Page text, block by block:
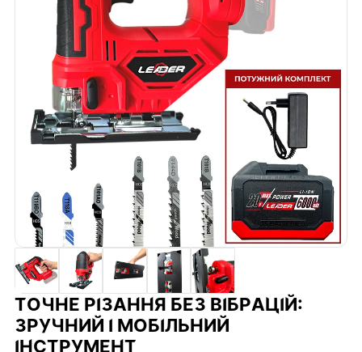
ТОЧНЕ РІЗАННЯ БЕЗ ВІБРАЦІЙ:
ЗРУЧНИЙ І МОБІЛЬНИЙ
ІНСТРУМЕНТ